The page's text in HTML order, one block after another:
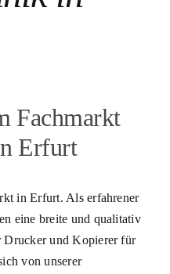
Fachmarkt
Erfurt
in Erfurt. Als erfahrener
eine breite und qualitativ
Drucker und Kopierer für
von unserer